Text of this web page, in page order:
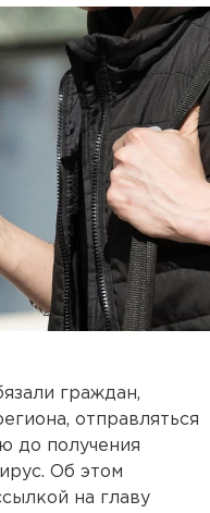
граждан,
отправляться
до получения
Об этом
на главу